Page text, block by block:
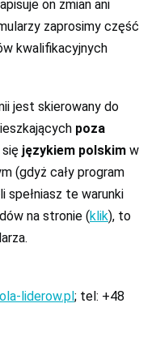
on zmian ani
zaprosimy część
kwalifikacyjnych
jest skierowany do
poza
językiem polskim w
(gdyż cały program
spełniasz te warunki
na stronie (klik), to
liderow.pl; tel: +48